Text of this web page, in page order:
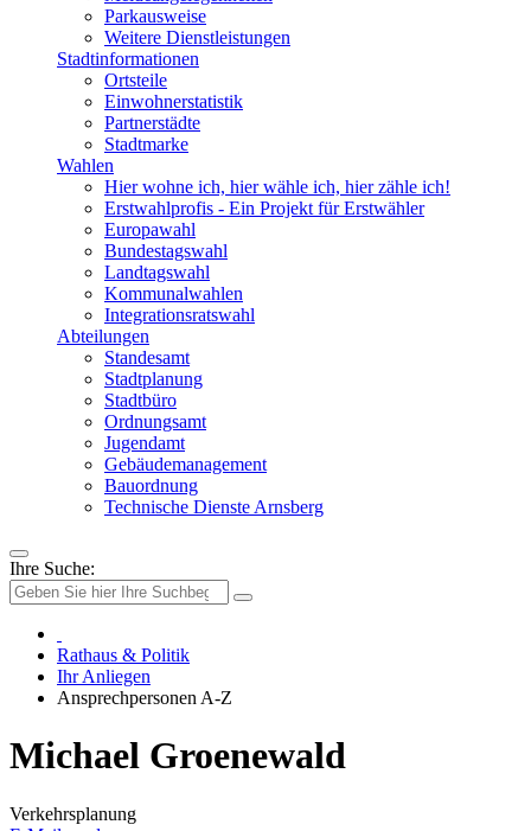
Parkausweise
Weitere Dienstleistungen
Stadtinformationen
Ortsteile
Einwohnerstatistik
Partnerstädte
Stadtmarke
Wahlen
Hier wohne ich, hier wähle ich, hier zähle ich!
Erstwahlprofis - Ein Projekt für Erstwähler
Europawahl
Bundestagswahl
Landtagswahl
Kommunalwahlen
Integrationsratswahl
Abteilungen
Standesamt
Stadtplanung
Stadtbüro
Ordnungsamt
Jugendamt
Gebäudemanagement
Bauordnung
Technische Dienste Arnsberg
Ihre Suche:
Rathaus & Politik
Ihr Anliegen
Ansprechpersonen A-Z
Michael Groenewald
Verkehrsplanung